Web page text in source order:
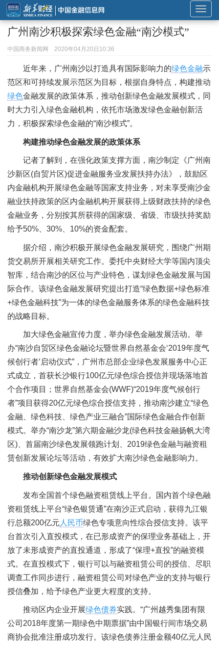
展
开
导
航
广州南沙积极探索绿色金融“南沙模式”
中国商务新闻网 2020年04月20日10:36
近年来，广州南沙以打造具有国际影响力的绿色金融示
范区和可持续发展示范区为目标，根据自身特点，构建推动
绿色金融发展的政策体系，推动创新绿色金融发展模式，同
时大力引入绿色金融机构，依托市场激发绿色金融创新活
力，积极探索绿色金融的“南沙模式”。
构建推动绿色金融发展的政策体系
记者了解到，在强化政策支撑方面，南沙制定《广州南
沙新区(自贸片区)促进金融服务业发展扶持办法》，鼓励区
内金融机构开展绿色金融等国家支持业务，对未享受南沙金
融业扶持政策的区内金融机构开展获得上级财政扶持的绿色
金融业务，分别按其所获得的国家级、省级、市级扶持奖励
给予50%、30%、10%的资金配套。
据介绍，南沙积极开展绿色金融发展研究，围绕广州期
货交易所开展相关研究工作。委托中央财经大学等国内顶尖
智库，结合南沙的区位与产业特色，谋划绿色金融发展与国
际合作。该绿色金融发展研究提出打造“绿色数据+绿色标准
+绿色金融科技”为一体的绿色金融服务体系的绿色金融科技
的战略目标。
加大绿色金融宣传力度，举办绿色金融发展活动。举
办“南沙自贸区绿色金融论坛暨世界自然基金会‘2019年度气
候创行者’启动仪式”，广州市总部企业绿色发展服务中心正
式成立，首获长沙银行100亿元绿色综合授信并现场落地首
个合作项目；世界自然基金会(WWF)“2019年度气候创行
者”项目获得20亿元绿色综合授信支持，推动南沙建立“绿色
金融、绿色科技、绿色产业三融合”国际绿色金融合作创新
模式。举办“南沙龙”第六期金融沙龙(绿色科技金融扬帆大湾
区)、首届南沙绿色发展领跑计划、2019绿色金融与融资租
赁创新发展论坛等活动，有效扩大南沙绿色金融影响力。
推动创新绿色金融发展模式
发布全国首个绿色融资租赁线上平台。国内首个绿色融
资租赁线上平台“绿色银赁通”在南沙正式启动，获得九江银
行总额200亿元 人民币绿色专项意向性综合授信支持。该平
台首次引入直投模式，在已形成资产的保理业务基础上，开
放了未形成资产的直投通道，形成了“保理+直投”的融资模
式。在直投模式下，银行可以与融资租赁公司的授信、尽职
调查工作同步进行，融资租赁公司对绿色产业的支持与银行
授信叠加，给予绿色产业更大程度的支持。
推动区内企业开展绿色债券实践。“广州越秀集团有限
公司2018年度第一期绿色中期票据”由中国银行间市场交易
商协会批准注册成功发行。该绿色债券注册金额40亿元人民